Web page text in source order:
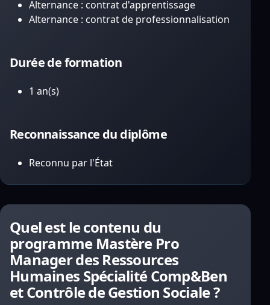
Alternance : contrat d'apprentissage
Alternance : contrat de professionnalisation
Durée de formation
1 an(s)
Reconnaissance du diplôme
Reconnu par l'État
Quel est le contenu du
programme Mastère Pro
Manager des Ressources
Humaines Spécialité Comp&Ben
et Contrôle de Gestion Sociale ?